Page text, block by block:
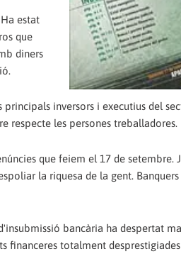
estat
que
diners
inversors i executius del
respecte les persones treballadores.
que feiem el 17 de setembre.
la riquesa de la gent.
bancària ha despertat
financeres totalment